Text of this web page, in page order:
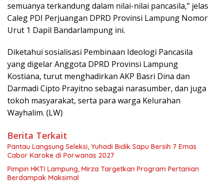
semuanya terkandung dalam nilai-nilai pancasila,” jelas
Caleg PDI Perjuangan DPRD Provinsi Lampung Nomor
Urut 1 Dapil Bandarlampung ini.
Diketahui sosialisasi Pembinaan Ideologi Pancasila
yang digelar Anggota DPRD Provinsi Lampung
Kostiana, turut menghadirkan AKP Basri Dina dan
Darmadi Cipto Prayitno sebagai narasumber, dan juga
tokoh masyarakat, serta para warga Kelurahan
Wayhalim. (LW)
Berita Terkait
Pantau Langsung Seleksi, Yuhadi Bidik Sapu Bersih 7 Emas
Cabor Karoke di Porwanas 2027
Pimpin HKTI Lampung, Mirza Targetkan Program Pertanian
Berdampak Maksimal